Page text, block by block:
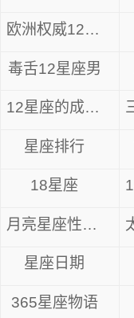
欧洲权威12星座分析
毒舌12星座男
12星座的成长方式
星座排行
18星座
月亮星座性格解析
星座日期
365星座物语